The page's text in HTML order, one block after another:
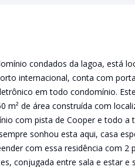
condados da lagoa, está
internacional, conta com
em todo condomínio.
m² de área construída com
com pista de Cooper e todo a
sonhou esta aqui, casa
com essa residência com
conjugada entre sala e estar